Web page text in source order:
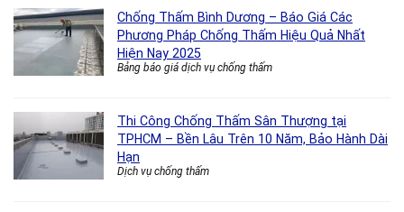
Chống Thấm Bình Dương – Báo Giá Các
Phương Pháp Chống Thấm Hiệu Quả Nhất
Hiện Nay 2025
Bảng báo giá dịch vụ chống thấm
Thi Công Chống Thấm Sân Thượng tại
TPHCM – Bền Lâu Trên 10 Năm, Bảo Hành Dài
Hạn
Dịch vụ chống thấm